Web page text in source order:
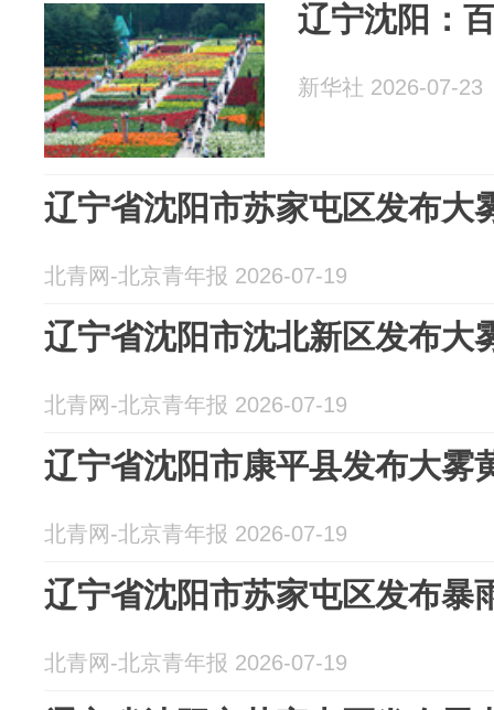
辽宁沈阳：
新华社 2026-07-23
辽宁省沈阳市苏家屯区发布大
北青网-北京青年报 2026-07-19
辽宁省沈阳市沈北新区发布大
北青网-北京青年报 2026-07-19
辽宁省沈阳市康平县发布大雾
北青网-北京青年报 2026-07-19
辽宁省沈阳市苏家屯区发布暴
北青网-北京青年报 2026-07-19